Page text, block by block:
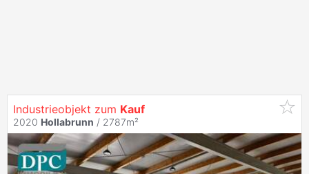
Industrieobjekt zum Kauf
2020 Hollabrunn / 2787m²